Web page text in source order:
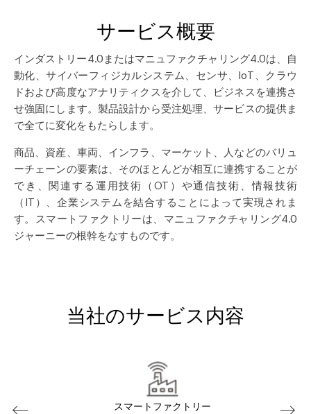
サービス概要
インダストリー4.0またはマニュファクチャリング4.0は、自
動化、サイバーフィジカルシステム、センサ、IoT、クラウ
ドおよび高度なアナリティクスを介して、ビジネスを連携さ
せ強固にします。製品設計から受注処理、サービスの提供ま
で全てに変化をもたらします。
商品、資産、車両、インフラ、マーケット、人などのバリュ
ーチェーンの要素は、そのほとんどが相互に連携することが
でき、関連する運用技術（OT）や通信技術、情報技術
（IT）、企業システムを結合することによって実現されま
す。スマートファクトリーは、マニュファクチャリング4.0
ジャーニーの根幹をなすものです。
当社のサービス内容
スマートファクトリー